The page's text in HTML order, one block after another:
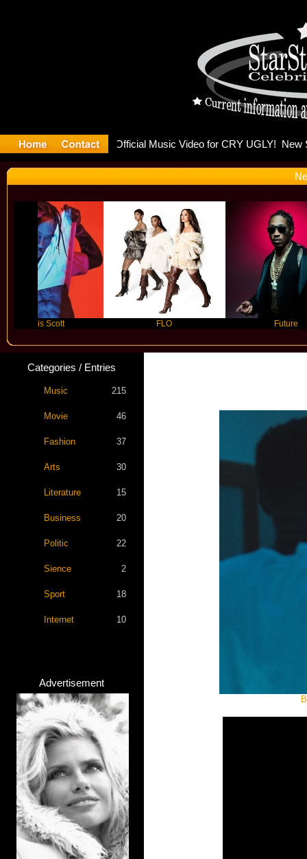
Is
Categories / Entries
Music 215
Movie 46
Fashion 37
Arts 30
Literature 15
Business 20
Politic 22
Sience 2
Sport 18
Internet 10
Advertisement